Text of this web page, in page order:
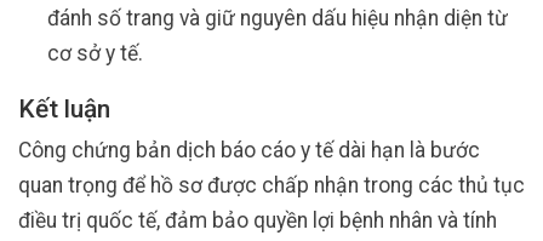
đánh số trang và giữ nguyên dấu hiệu nhận diện từ
cơ sở y tế.
Kết luận
Công chứng bản dịch báo cáo y tế dài hạn là bước
quan trọng để hồ sơ được chấp nhận trong các thủ tục
điều trị quốc tế, đảm bảo quyền lợi bệnh nhân và tính